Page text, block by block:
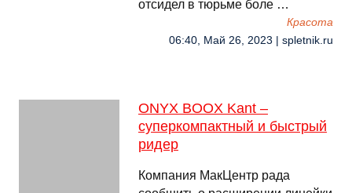
отсидел в тюрьме боле …
Красота
06:40, Май 26, 2023 | spletnik.ru
ONYX BOOX Kant –
суперкомпактный и быстрый
ридер
Компания МакЦентр рада